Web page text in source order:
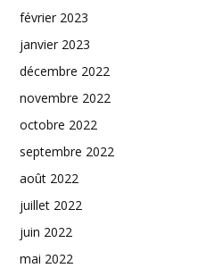
février 2023
janvier 2023
décembre 2022
novembre 2022
octobre 2022
septembre 2022
août 2022
juillet 2022
juin 2022
mai 2022